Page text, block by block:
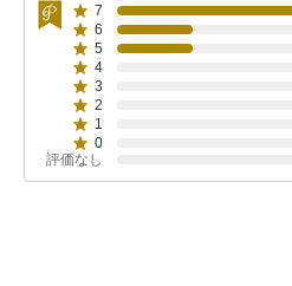
7
6
5
4
3
2
1
0
評価なし